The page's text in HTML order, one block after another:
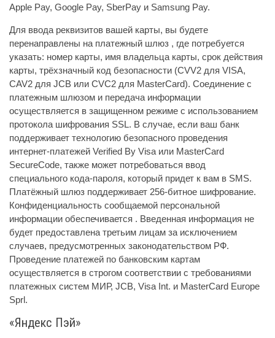
Apple Pay, Google Pay, SberPay и Samsung Pay.
Для ввода реквизитов вашей карты, вы будете
перенаправлены на платежный шлюз , где потребуется
указать: номер карты, имя владельца карты, срок действия
карты, трёхзначный код безопасности (CVV2 для VISA,
CAV2 для JCB или CVC2 для MasterCard). Соединение с
платежным шлюзом и передача информации
осуществляется в защищенном режиме с использованием
протокола шифрования SSL. В случае, если ваш банк
поддерживает технологию безопасного проведения
интернет-платежей Verified By Visa или MasterCard
SecureCode, также может потребоваться ввод
специального кода-пароля, который придет к вам в SMS.
Платёжный шлюз поддерживает 256-битное шифрование.
Конфиденциальность сообщаемой персональной
информации обеспечивается . Введенная информация не
будет предоставлена третьим лицам за исключением
случаев, предусмотренных законодательством РФ.
Проведение платежей по банковским картам
осуществляется в строгом соответствии с требованиями
платежных систем МИР, JCB, Visa Int. и MasterCard Europe
Sprl.
«Яндекс Пэй»